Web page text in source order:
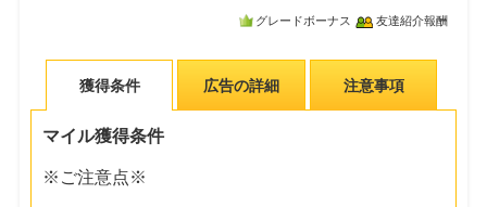
グレードボーナス 友達紹介報酬
獲得条件 広告の詳細 注意事項
マイル獲得条件
※ご注意点※